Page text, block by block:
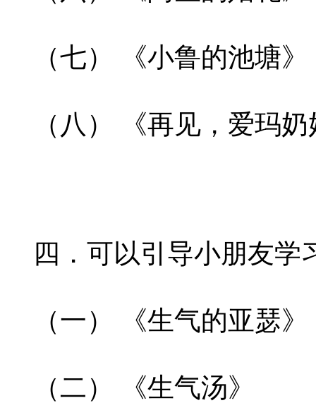
（七） 《小鲁的池塘》
（八） 《再见，爱玛
四．可以引导小朋友学
（一） 《生气的亚瑟》
（二） 《生气汤》